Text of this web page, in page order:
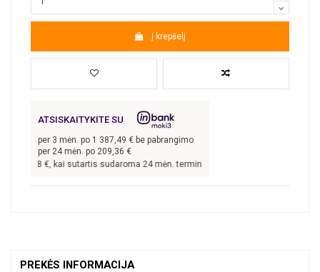
Į krepšelį
ATSISKAITYKITE SU
per 3 mėn. po 1 387,49 € be pabrangimo
per 24 mėn. po 209,36 €
€, kai sutartis sudaroma 24 mėn. terminui, metinė palūkanų norma –
PREKĖS INFORMACIJA